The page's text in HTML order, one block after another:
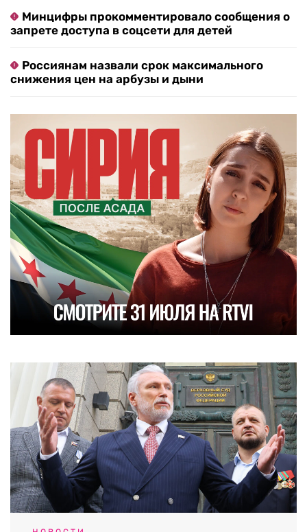
Минцифры прокомментировало сообщения о
запрете доступа в соцсети для детей
Россиянам назвали срок максимального
снижения цен на арбузы и дыни